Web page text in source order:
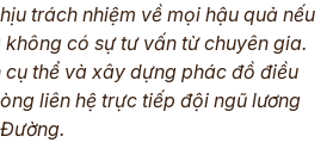
trách nhiệm về mọi hậu quả nếu
có sự tư vấn từ chuyên gia.
thể và xây dựng phác đồ điều
liên hệ trực tiếp đội ngũ lương